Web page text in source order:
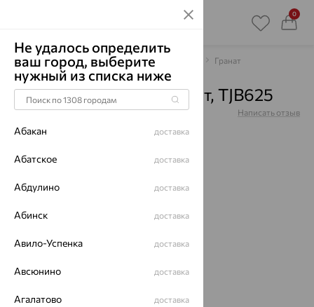
0
Главная Каталог Браслеты декоративные Гранат
Браслет, серебро, гранат, TJB625
Артикул:TJB625 Написать отзыв
Не удалось определить
ваш город, выберите
нужный из списка ниже
Абакан доставка
Абатское доставка
Абдулино доставка
Абинск доставка
Авило-Успенка доставка
Авсюнино доставка
Агалатово доставка